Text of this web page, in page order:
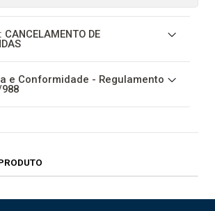
CANCELAMENTO DE
e Conformidade - Regulamento